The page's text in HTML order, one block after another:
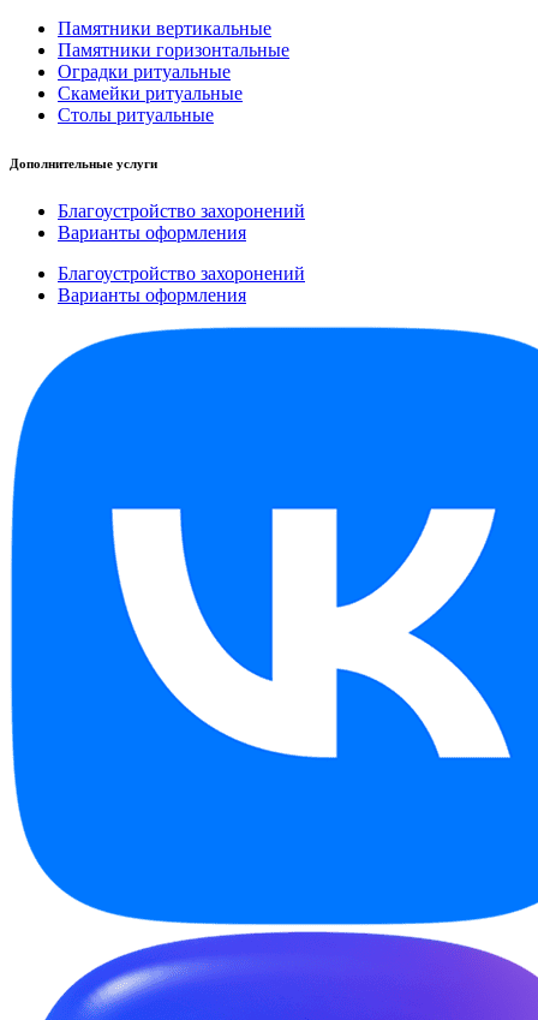
Памятники вертикальные
Памятники горизонтальные
Оградки ритуальные
Скамейки ритуальные
Столы ритуальные
Дополнительные услуги
Благоустройство захоронений
Варианты оформления
Благоустройство захоронений
Варианты оформления